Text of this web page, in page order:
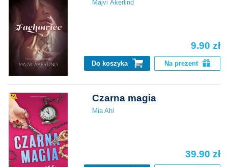
Majvi Åkerlind
9.90 zł
Do koszyka Na prezent
Czarna magia
Mia Ahl
39.90 zł